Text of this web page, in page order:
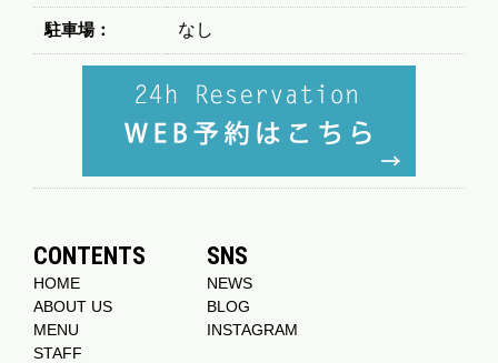
駐車場： なし
CONTENTS
HOME
ABOUT US
MENU
STAFF
SNS
NEWS
BLOG
INSTAGRAM